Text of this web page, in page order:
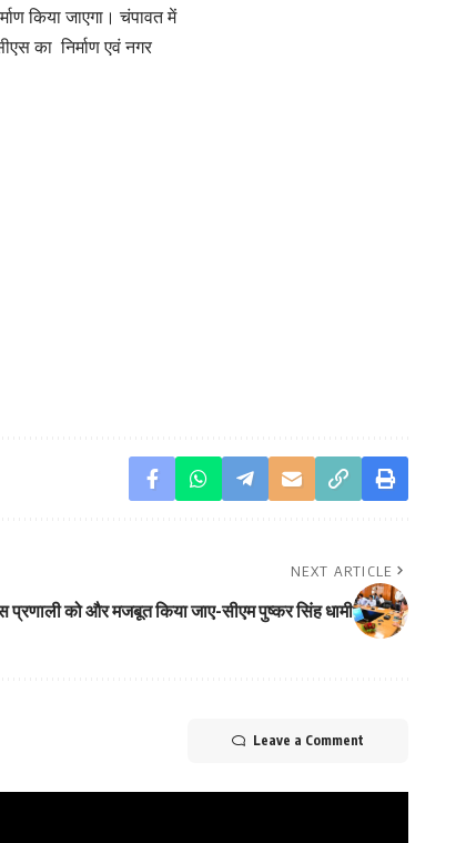
किया जाएगा। चंपावत में
का निर्माण एवं नगर
NEXT ARTICLE
को और मजबूत किया जाए-सीएम पुष्कर सिंह धामी
Leave a Comment